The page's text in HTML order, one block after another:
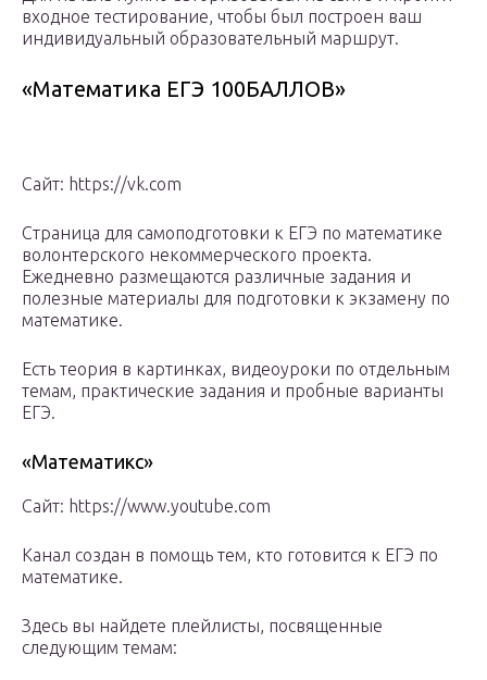
входное тестирование, чтобы был построен ваш
индивидуальный образовательный маршрут.
«Математика ЕГЭ 100БАЛЛОВ»
Сайт: https://vk.com
Страница для самоподготовки к ЕГЭ по математике
волонтерского некоммерческого проекта.
Ежедневно размещаются различные задания и
полезные материалы для подготовки к экзамену по
математике.
Есть теория в картинках, видеоуроки по отдельным
темам, практические задания и пробные варианты
ЕГЭ.
«Математикс»
Сайт: https://www.youtube.com
Канал создан в помощь тем, кто готовится к ЕГЭ по
математике.
Здесь вы найдете плейлисты, посвященные
следующим темам: